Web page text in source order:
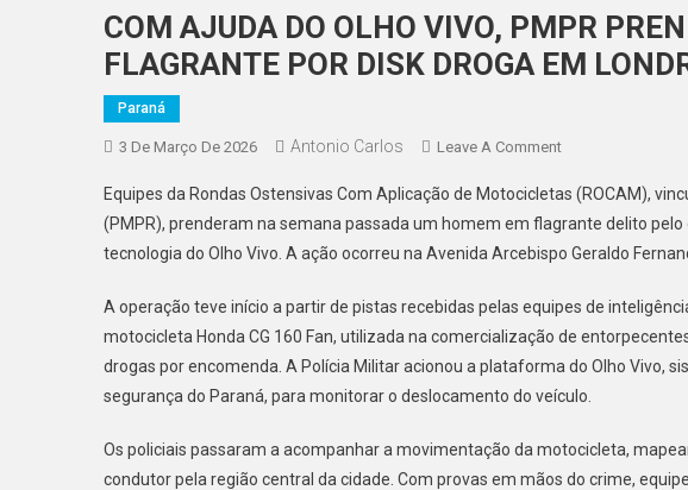
COM AJUDA DO OLHO VIVO, PMPR
FLAGRANTE POR DISK DROGA EM
Paraná
3 De Março De 2026 Antonio Carlos Leave A CommentOn
AJUDA
DO
OLHO
PMPR
PRENDE
HOMEM
EM
POR
DISK
Equipes da Rondas Ostensivas Com Aplicação de Motocicletas (ROCAM),
(PMPR), prenderam na semana passada um homem em flagrante delito
tecnologia do Olho Vivo. A ação ocorreu na Avenida Arcebispo Geraldo
A operação teve início a partir de pistas recebidas pelas equipes de
motocicleta Honda CG 160 Fan, utilizada na comercialização de
drogas por encomenda. A Polícia Militar acionou a plataforma do Olho Vivo,
segurança do Paraná, para monitorar o deslocamento do veículo.
Os policiais passaram a acompanhar a movimentação da motocicleta,
condutor pela região central da cidade. Com provas em mãos do crime,